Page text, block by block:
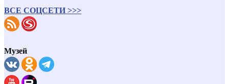
ВСЕ СОЦСЕТИ >>>
Музей